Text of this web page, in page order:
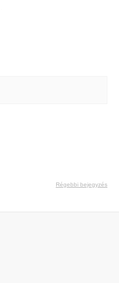
Régebbi bejegyzés